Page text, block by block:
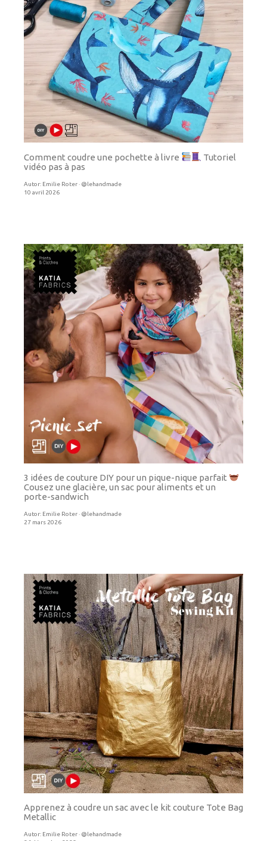
Comment coudre une pochette à livre
Tutoriel
vidéo pas à pas
Autor: Emilie Roter · @lehandmade
10 avril 2026
3 idées de couture DIY pour un pique-nique parfait
Cousez une glacière, un sac pour aliments et un
porte-sandwich
Autor: Emilie Roter · @lehandmade
27 mars 2026
Apprenez à coudre un sac avec le kit couture Tote Bag
Metallic
Autor: Emilie Roter · @lehandmade